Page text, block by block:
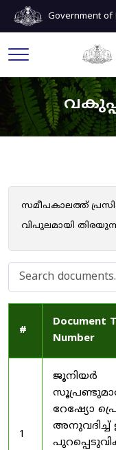
Government of
സമീപകാലത്ത്
വിപുലമായി
#
Document
Number
1
ജൂനിയർ
റേഷ്യോ
അനുവദിച്ച്